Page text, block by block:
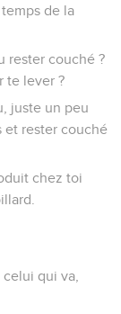
de la
rester couché ?
te lever ?
juste un peu
et rester couché
chez toi
qui va,